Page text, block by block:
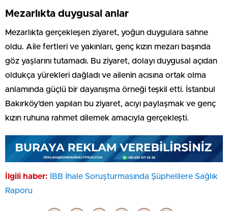
Mezarlıkta duygusal anlar
Mezarlıkta gerçekleşen ziyaret, yoğun duygulara sahne
oldu. Aile fertleri ve yakınları, genç kızın mezarı başında
göz yaşlarını tutamadı. Bu ziyaret, dolayı duygusal açıdan
oldukça yürekleri dağladı ve ailenin acısına ortak olma
anlamında güçlü bir dayanışma örneği teşkil etti. İstanbul
Bakırköy’den yapılan bu ziyaret, acıyı paylaşmak ve genç
kızın ruhuna rahmet dilemek amacıyla gerçekleşti.
İlgili haber:
İBB İhale Soruşturmasında Şüphelilere Sağlık
Raporu